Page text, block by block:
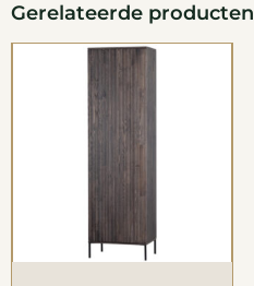
Gerelateerde producten